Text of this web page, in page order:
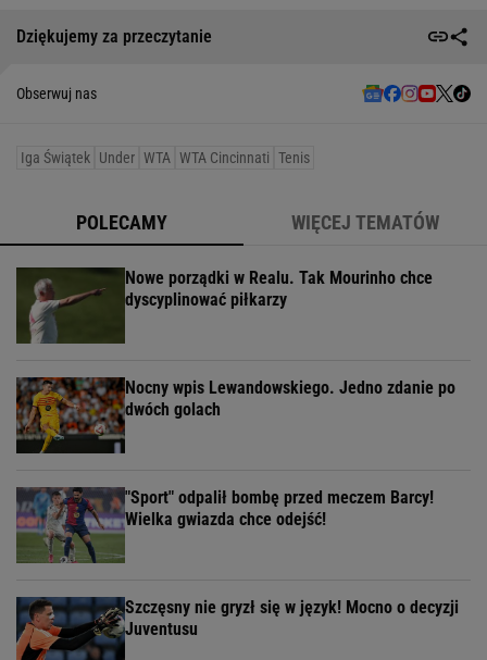
Dziękujemy za przeczytanie
Obserwuj nas
Iga Świątek Under WTA WTA Cincinnati Tenis
POLECAMY WIĘCEJ TEMATÓW
Nowe porządki w Realu. Tak Mourinho chce
dyscyplinować piłkarzy
Nocny wpis Lewandowskiego. Jedno zdanie po
dwóch golach
"Sport" odpalił bombę przed meczem Barcy!
Wielka gwiazda chce odejść!
Szczęsny nie gryzł się w język! Mocno o decyzji
Juventusu